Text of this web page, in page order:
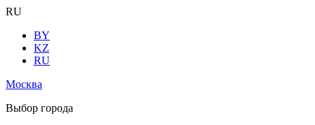
RU
BY
KZ
RU
Москва
Выбор города